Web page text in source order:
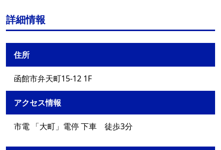
詳細情報
住所
函館市弁天町15-12 1F
アクセス情報
市電 「大町」電停 下車 徒歩3分